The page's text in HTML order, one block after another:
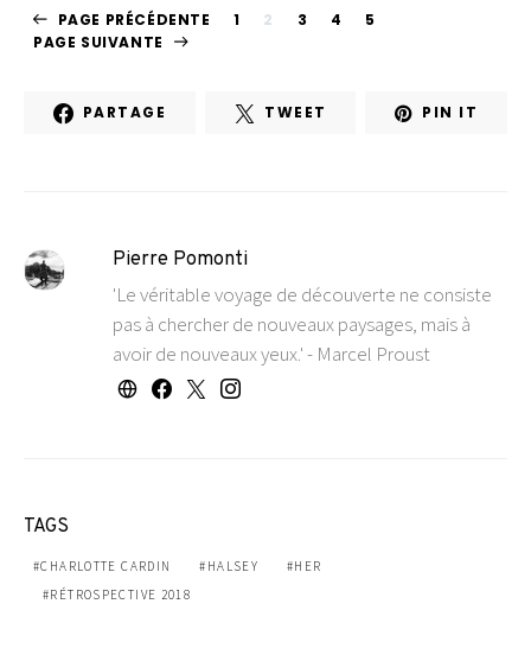
PAGE PRÉCÉDENTE 1 2 3 4
5
PAGE SUIVANTE
PARTAGE TWEET PIN IT
Pierre Pomonti
'Le véritable voyage de découverte ne consiste
pas à chercher de nouveaux paysages, mais à
avoir de nouveaux yeux.' - Marcel Proust
TAGS
CHARLOTTE CARDIN HALSEY
HER
RÉTROSPECTIVE 2018